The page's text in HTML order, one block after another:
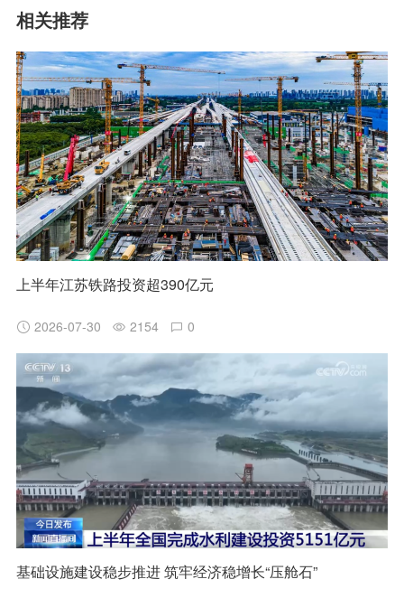
相关推荐
上半年江苏铁路投资超390亿元
2026-07-30 2154 0
基础设施建设稳步推进 筑牢经济稳增长“压舱石”